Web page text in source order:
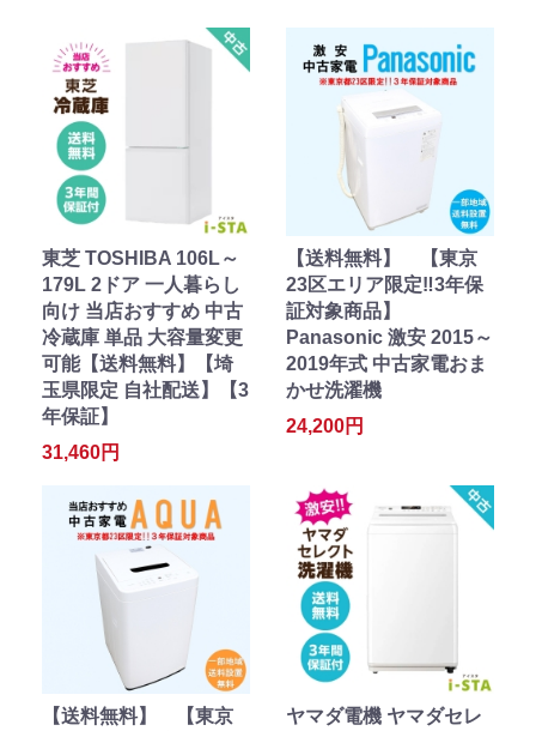
東芝 TOSHIBA 106L～
179L 2ドア 一人暮らし
向け 当店おすすめ 中古
冷蔵庫 単品 大容量変更
可能【送料無料】【埼
玉県限定 自社配送】【3
年保証】
31,460円
【送料無料】 【東京
23区エリア限定‼3年保
証対象商品】
Panasonic 激安 2015～
2019年式 中古家電おま
かせ洗濯機
24,200円
【送料無料】 【東京
ヤマダ電機 ヤマダセレ